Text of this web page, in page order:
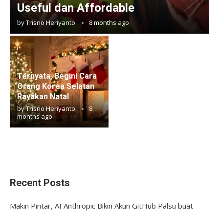
Useful dan Affordable
byTrisno Heriyanto 8 months ago
Ternyata, Begini Cara
Orang Korea Selatan
Rayakan Natal
byTrisno Heriyanto
8
months ago
Recent Posts
Makin Pintar, AI Anthropic Bikin Akun GitHub Palsu buat